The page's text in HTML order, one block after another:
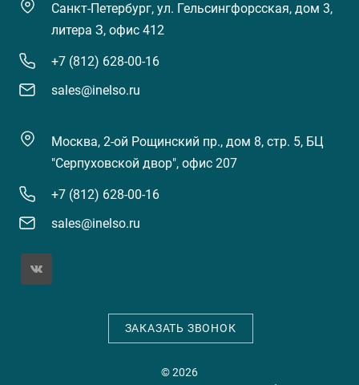
Санкт-Петербург, ул. Гельсингфорсская, дом 3,
литера З, офис 412
+7 (812) 628-00-16
sales@inelso.ru
Москва, 2-ой Рощинский пр., дом 8, стр. 5, БЦ
"Серпуховской двор", офис 207
+7 (812) 628-00-16
sales@inelso.ru
ЗАКАЗАТЬ ЗВОНОК
© 2026